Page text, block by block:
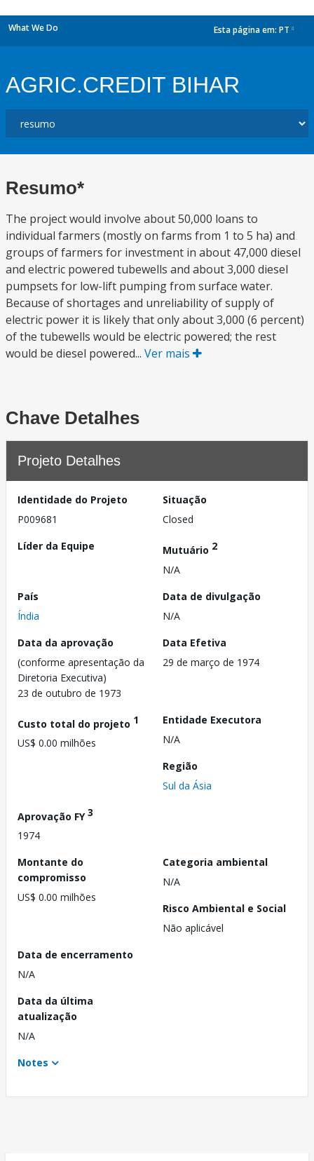
What We Do Esta página em: PT
AGRIC.CREDIT BIHAR
Resumo*
The project would involve about 50,000 loans to
individual farmers (mostly on farms from 1 to 5 ha) and
groups of farmers for investment in about 47,000 diesel
and electric powered tubewells and about 3,000 diesel
pumpsets for low-lift pumping from surface water.
Because of shortages and unreliability of supply of
electric power it is likely that only about 3,000 (6 percent)
of the tubewells would be electric powered; the rest
would be diesel powered... Ver mais
Chave Detalhes
Projeto Detalhes
Identidade do Projeto
P009681
Situação
Closed
Líder da Equipe
Mutuário 2
N/A
País
Índia
Data de divulgação
N/A
Data da aprovação
(conforme apresentação da
Diretoria Executiva)
23 de outubro de 1973
Data Efetiva
29 de março de 1974
Custo total do projeto 1
US$ 0.00 milhões
Entidade Executora
N/A
Região
Sul da Ásia
Aprovação FY3
1974
Montante do
compromisso
US$ 0.00 milhões
Categoria ambiental
N/A
Risco Ambiental e Social
Não aplicável
Data de encerramento
N/A
Data da última
atualização
N/A
Notes